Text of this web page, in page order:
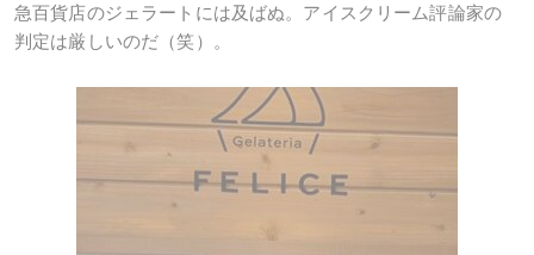
急百貨店のジェラートには及ばぬ。アイスクリーム評論家の
判定は厳しいのだ（笑）。